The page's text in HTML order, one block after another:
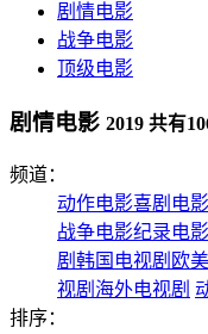
剧情电影
战争电影
顶级电影
剧情电影 2019 共有
频道：
动作电影喜剧电影
战争电影纪录电影
剧 韩国电视剧 欧
视剧 海外电视剧
排序：